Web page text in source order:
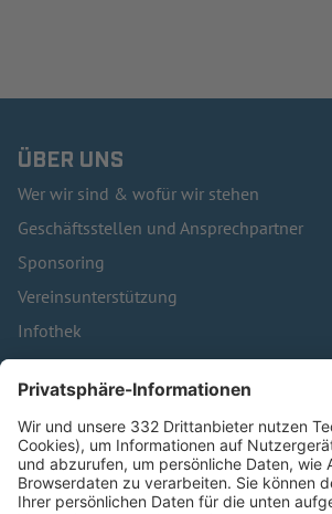
ÜBER UNS
Wer wir sind & wofür wir stehen
Geschäftsstellen und Ansprechpartner
Sponsoring
Vereinsunterstützung
Infothek
Kontakt
HÄUFIG BESUCHTE SEITEN
Pässe und Vereinswechsel
Trainerausbildung